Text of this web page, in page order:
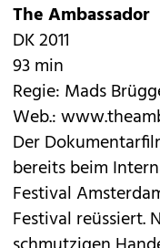
The Ambassador
DK 2011
93 min
Regie: Mads
Web.:
Der
bereits beim
Festival
Festival reüssiert.